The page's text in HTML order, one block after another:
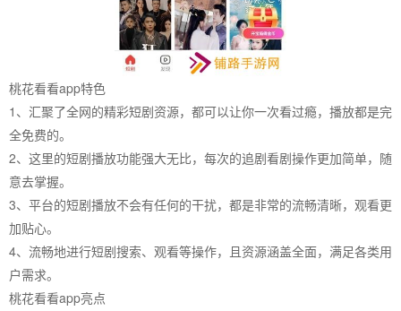
桃花看看app特色
1、汇聚了全网的精彩短剧资源，都可以让你一次看过瘾，播放都是完
全免费的。
2、这里的短剧播放功能强大无比，每次的追剧看剧操作更加简单，随
意去掌握。
3、平台的短剧播放不会有任何的干扰，都是非常的流畅清晰，观看更
加贴心。
4、流畅地进行短剧搜索、观看等操作，且资源涵盖全面，满足各类用
户需求。
桃花看看app亮点